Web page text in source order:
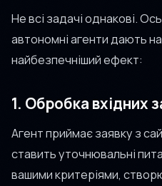
Не всі задачі однакові.
автономні агенти дають
найбезпечніший ефект:
1. Обробка вхідних
Агент приймає заявку з
ставить уточнювальні
вашими критеріями,